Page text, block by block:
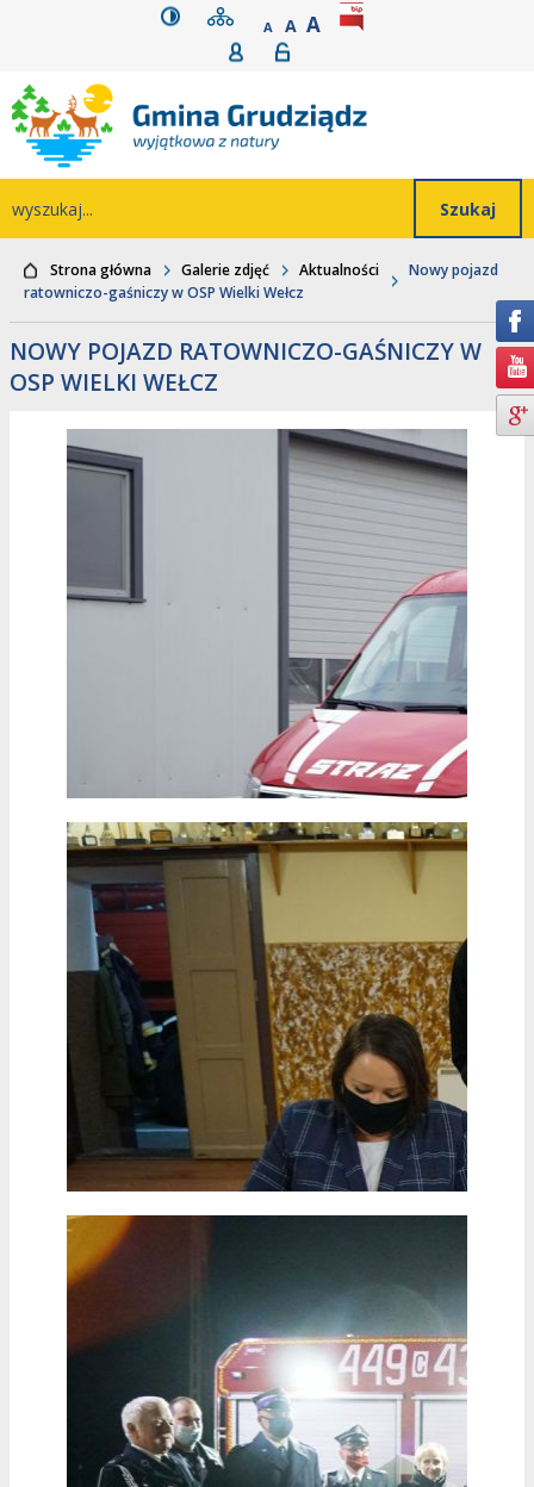
Przejdź do głównego
Przejdź do treści
Przejdź do
wyszukiwarki
Przejdź do mapywersja kontrastowa
mapa serwisu
A POMNIEJSZ CZCIONKĘ
A STANDARDOWY ROZMIAR
A POWIĘKSZ
rozmiar czcionki
Rejestracja
Strona główna Galerie zdjęć Aktualności
Nowy pojazd
ratowniczo-gaśniczy w OSP Wielki Wełcz
NOWY POJAZD RATOWNICZO-GAŚNICZY W
OSP WIELKI WEŁCZ